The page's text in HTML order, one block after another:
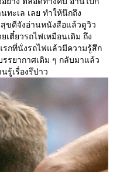
ทะเล เลย ทำให้นึกถึง
ขดีจังอ่านหนังสือแล้วดูวิว
ตี๋ยวรถไฟเหมือนเดิม ถึง
รกที่นั่งรถไฟแล้วมีความรู้สึก
รรยากาศเดิม ๆ กลับมาแล้ว
รู้เรื่องรึป่าว